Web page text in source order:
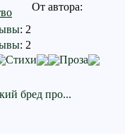
От автора:
: 2
: 2
Стихи Проза
бред про...